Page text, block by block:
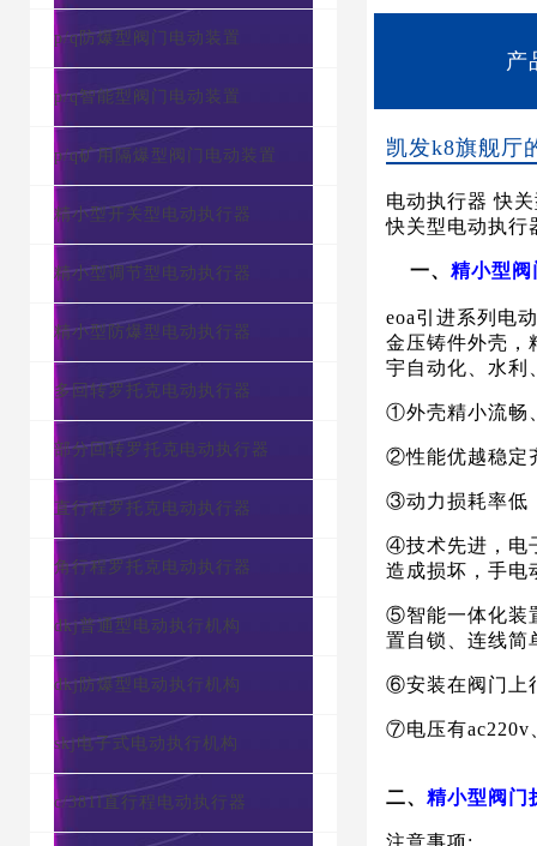
p/q防爆型阀门电动装置
p/q智能型阀门电动装置
p/q矿用隔爆型阀门电动装置
精小型开关型电动执行器
精小型调节型电动执行器
精小型防爆型电动执行器
多回转罗托克电动执行器
部分回转罗托克电动执行器
直行程罗托克电动执行器
角行程罗托克电动执行器
dkj普通型电动执行机构
dkj防爆型电动执行机构
skj电子式电动执行机构
c/381l直行程电动执行器
产
凯发k8旗舰厅
电动执行器 快
快关型电动执行
一、 精小型阀
eoa引进系列电
金压铸件外壳，
宇自动化、水利
①外壳精小流畅
②性能优越稳定
③动力损耗率低
④技术先进，电
造成损坏，手电
⑤智能一体化装
置自锁、连线简
⑥安装在阀门上
⑦电压有ac220v
二、 精小型阀门
注意事项: